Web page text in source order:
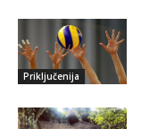
Priključenija